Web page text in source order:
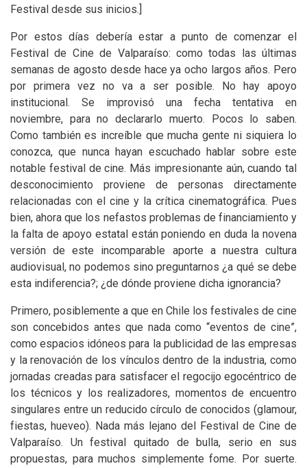
Festival desde sus inicios.]
Por estos días debería estar a punto de comenzar el
Festival de Cine de Valparaíso: como todas las últimas
semanas de agosto desde hace ya ocho largos años. Pero
por primera vez no va a ser posible. No hay apoyo
institucional. Se improvisó una fecha tentativa en
noviembre, para no declararlo muerto. Pocos lo saben.
Como también es increíble que mucha gente ni siquiera lo
conozca, que nunca hayan escuchado hablar sobre este
notable festival de cine. Más impresionante aún, cuando tal
desconocimiento proviene de personas directamente
relacionadas con el cine y la crítica cinematográfica. Pues
bien, ahora que los nefastos problemas de financiamiento y
la falta de apoyo estatal están poniendo en duda la novena
versión de este incomparable aporte a nuestra cultura
audiovisual, no podemos sino preguntarnos ¿a qué se debe
esta indiferencia?; ¿de dónde proviene dicha ignorancia?
Primero, posiblemente a que en Chile los festivales de cine
son concebidos antes que nada como “eventos de cine”,
como espacios idóneos para la publicidad de las empresas
y la renovación de los vínculos dentro de la industria, como
jornadas creadas para satisfacer el regocijo egocéntrico de
los técnicos y los realizadores, momentos de encuentro
singulares entre un reducido círculo de conocidos (glamour,
fiestas, hueveo). Nada más lejano del Festival de Cine de
Valparaíso. Un festival quitado de bulla, serio en sus
propuestas, para muchos simplemente fome. Por suerte.